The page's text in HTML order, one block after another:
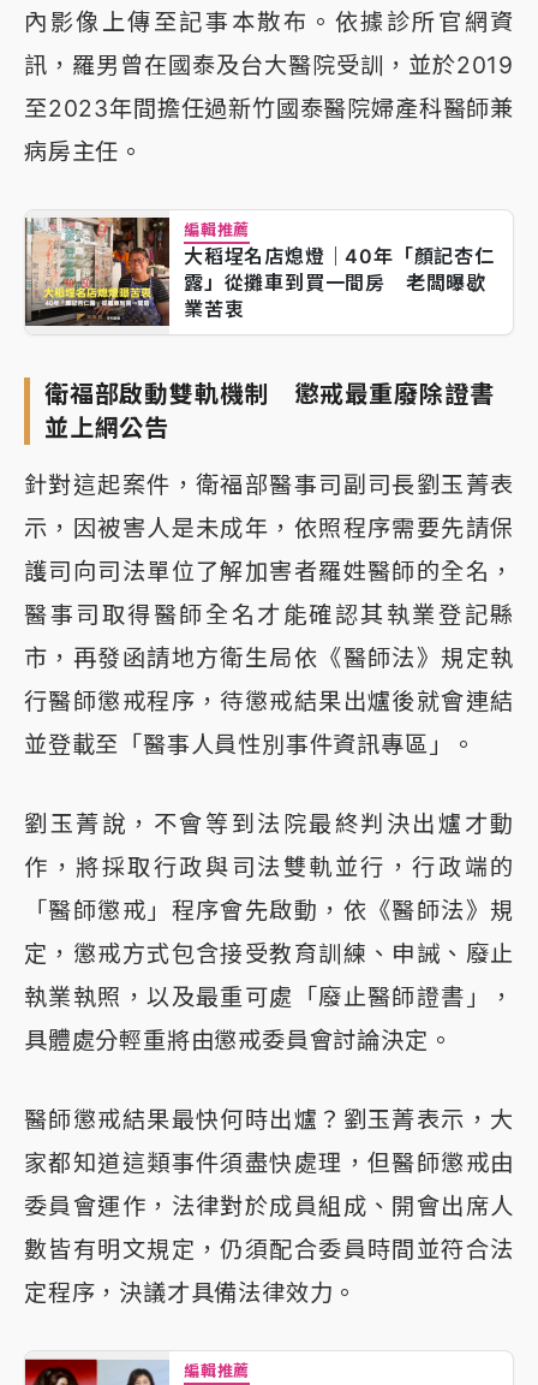
內影像上傳至記事本散布。依據診所官網資
訊，羅男曾在國泰及台大醫院受訓，並於2019
至2023年間擔任過新竹國泰醫院婦產科醫師兼
病房主任。
編輯推薦
大稻埕名店熄燈｜40年「顏記杏仁
露」從攤車到買一間房 老闆曝歇
業苦衷
衛福部啟動雙軌機制 懲戒最重廢除證書
並上網公告
針對這起案件，衛福部醫事司副司長劉玉菁表
示，因被害人是未成年，依照程序需要先請保
護司向司法單位了解加害者羅姓醫師的全名，
醫事司取得醫師全名才能確認其執業登記縣
市，再發函請地方衛生局依《醫師法》規定執
行醫師懲戒程序，待懲戒結果出爐後就會連結
並登載至「醫事人員性別事件資訊專區」。
劉玉菁說，不會等到法院最終判決出爐才動
作，將採取行政與司法雙軌並行，行政端的
「醫師懲戒」程序會先啟動，依《醫師法》規
定，懲戒方式包含接受教育訓練、申誡、廢止
執業執照，以及最重可處「廢止醫師證書」，
具體處分輕重將由懲戒委員會討論決定。
醫師懲戒結果最快何時出爐？劉玉菁表示，大
家都知道這類事件須盡快處理，但醫師懲戒由
委員會運作，法律對於成員組成、開會出席人
數皆有明文規定，仍須配合委員時間並符合法
定程序，決議才具備法律效力。
編輯推薦